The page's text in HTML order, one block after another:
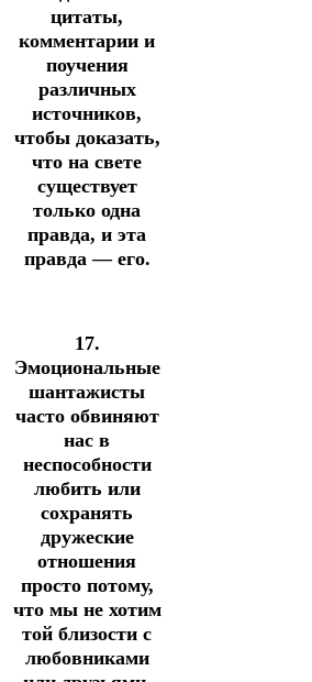
цитаты,
комментарии и
поучения
различных
источников,
чтобы доказать,
что на свете
существует
только одна
правда, и эта
правда — его.
17.
Эмоциональные
шантажисты
часто обвиняют
нас в
неспособности
любить или
сохранять
дружеские
отношения
просто потому,
что мы не хотим
той близости с
любовниками